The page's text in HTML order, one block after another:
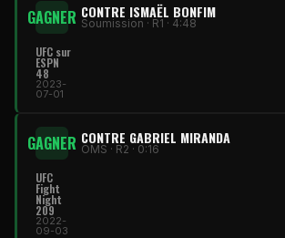
GAGNER CONTRE ISMAËL BONFIM
Soumission · R1 · 4:48
UFC sur
ESPN
48
2023-
07-01
GAGNER CONTRE GABRIEL MIRANDA
OMS · R2 · 0:16
UFC
Fight
Night
209
2022-
09-03